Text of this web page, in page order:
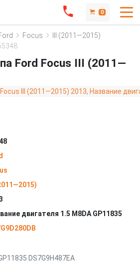
0
Focus
III (2011—2015)
Ford Focus III (2011—
двигателя 1.5 M8DA GP11835
DS7G9H487EA